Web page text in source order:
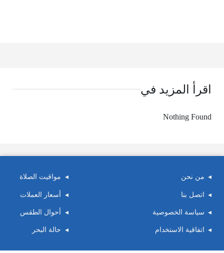
اقرأ المزيد في
Nothing Found
من نحن
اتصل بنا
سياسة الخصوصية
اتفاقية الاستخدام
مواقيت الصلاة
أسعار العملات
أحوال الطقس
حالة البحر